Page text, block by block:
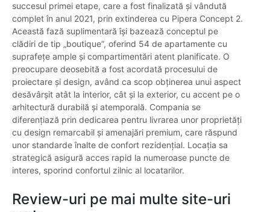
succesul primei etape, care a fost finalizată și vândută
complet în anul 2021, prin extinderea cu Pipera Concept 2.
Această fază suplimentară își bazează conceptul pe
clădiri de tip „boutique”, oferind 54 de apartamente cu
suprafețe ample și compartimentări atent planificate. O
preocupare deosebită a fost acordată procesului de
proiectare și design, având ca scop obținerea unui aspect
desăvârșit atât la interior, cât și la exterior, cu accent pe o
arhitectură durabilă și atemporală. Compania se
diferențiază prin dedicarea pentru livrarea unor proprietăți
cu design remarcabil și amenajări premium, care răspund
unor standarde înalte de confort rezidențial. Locația sa
strategică asigură acces rapid la numeroase puncte de
interes, sporind confortul zilnic al locatarilor.
Review-uri pe mai multe site-uri